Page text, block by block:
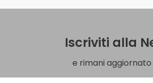
Iscriviti alla
e rimani